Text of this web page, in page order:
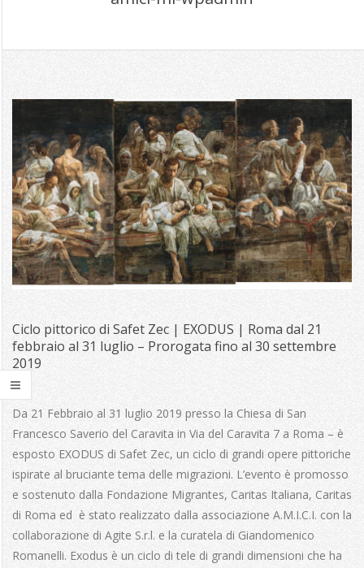
Ciclo pittorico di Safet Zec | EXODUS | Roma dal 21
febbraio al 31 luglio – Prorogata fino al 30 settembre
2019
2017-
12-
02
Da 21 Febbraio al 31 luglio 2019 presso la Chiesa di San
Francesco Saverio del Caravita in Via del Caravita 7 a Roma – è
esposto EXODUS di Safet Zec, un ciclo di grandi opere pittoriche
ispirate al bruciante tema delle migrazioni. L’evento è promosso
e sostenuto dalla Fondazione Migrantes, Caritas Italiana, Caritas
di Roma ed è stato realizzato dalla associazione A.M.I.C.I. con la
collaborazione di Agite S.r.l. e la curatela di Giandomenico
Romanelli. Exodus è un ciclo di tele di grandi dimensioni che ha